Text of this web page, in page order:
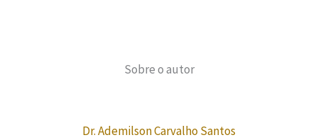
Sobre o autor
Dr. Ademilson Carvalho Santos